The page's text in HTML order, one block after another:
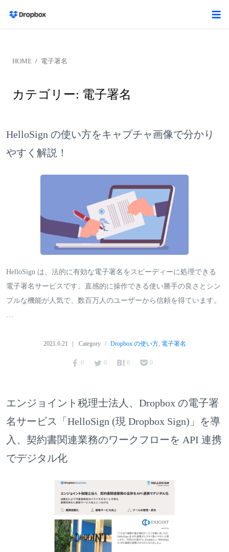
HOME 電子署名
カテゴリー: 電子署名
HelloSign の使い方をキャプチャ画像で分かり
やすく解説！
HelloSign は、法的に有効な電子署名をスピーディーに処理できる
電子署名サービスです。直感的に操作できる使い勝手の良さとシン
プルな機能が人気で、数百万人のユーザーから信頼を得ています。
2021.6.21 Category Dropbox の使い方, 電子署名
0 0 0 0
エンジョイント税理士法人、Dropbox の電子署
名サービス「HelloSign (現 Dropbox Sign)」を導
入、契約書関連業務のワークフローを API 連携
でデジタル化